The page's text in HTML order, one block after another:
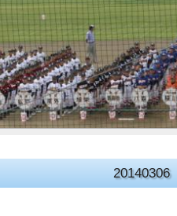
20140306